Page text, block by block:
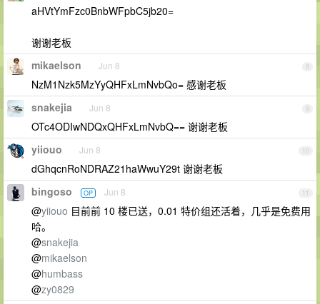
aHVtYmFzc0BnbWFpbC5jb20=
谢谢老板
8
mikaelson Jun 8
NzM1Nzk5MzYyQHFxLmNvbQo= 感谢老板
9
snakejia Jun 8
OTc4ODIwNDQxQHFxLmNvbQ== 谢谢老板
10
yiiouo Jun 8
dGhqcnRoNDRAZ21haWwuY29t 谢谢老板
11
bingoso OP Jun 8
@yiiouo 目前前 10 楼已送，0.01 特价组还活着，几乎是免费用
哈。
@snakejia
@mikaelson
@humbass
@zy0829